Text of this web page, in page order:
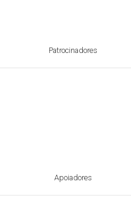
Patrocinadores
Apoiadores